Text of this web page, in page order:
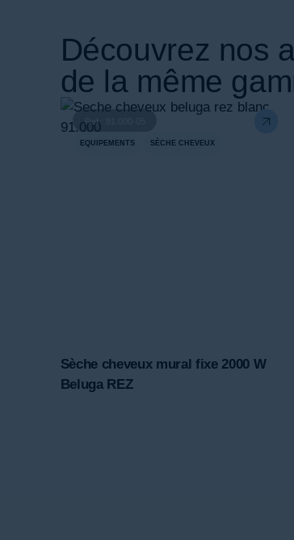
Découvrez nos
de la même
Ref : 91.000-05
EQUIPEMENTS SÈCHE CHEVEUX
Sèche cheveux mural fixe 2000 W
Beluga REZ